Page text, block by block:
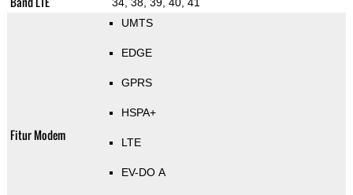
Fitur Modem
UMTS
EDGE
GPRS
HSPA+
LTE
EV-DO A